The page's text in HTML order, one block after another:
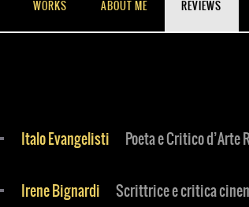
WORKS ABOUT ME REVIEWS
Italo Evangelisti Poeta e Critico d’Arte
Irene Bignardi Scrittrice e critica